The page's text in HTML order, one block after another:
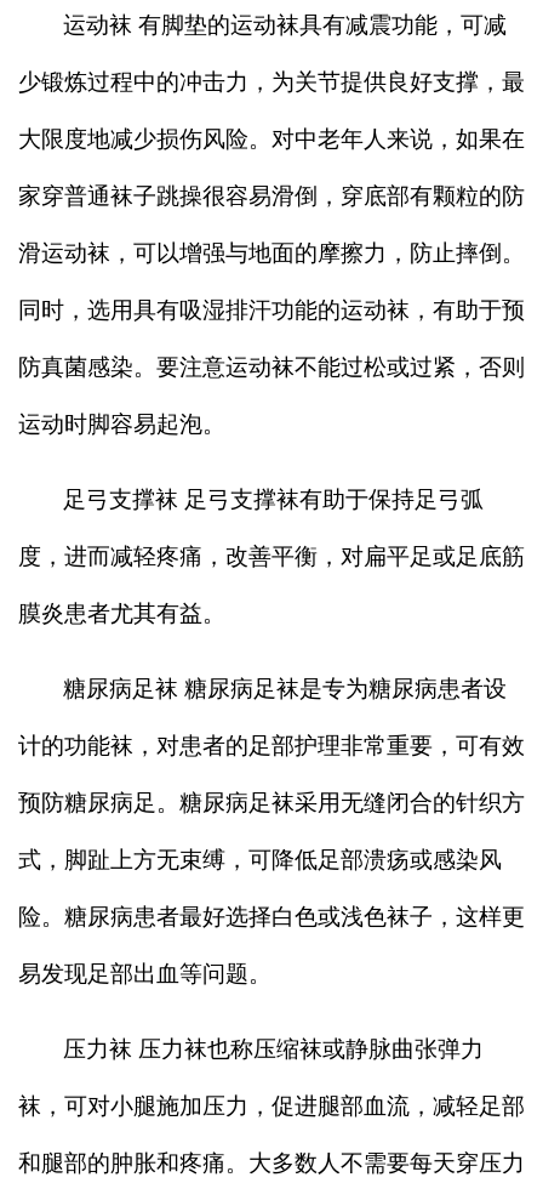
运动袜 有脚垫的运动袜具有减震功能，可减
少锻炼过程中的冲击力，为关节提供良好支撑，最
大限度地减少损伤风险。对中老年人来说，如果在
家穿普通袜子跳操很容易滑倒，穿底部有颗粒的防
滑运动袜，可以增强与地面的摩擦力，防止摔倒。
同时，选用具有吸湿排汗功能的运动袜，有助于预
防真菌感染。要注意运动袜不能过松或过紧，否则
运动时脚容易起泡。
足弓支撑袜 足弓支撑袜有助于保持足弓弧
度，进而减轻疼痛，改善平衡，对扁平足或足底筋
膜炎患者尤其有益。
糖尿病足袜 糖尿病足袜是专为糖尿病患者设
计的功能袜，对患者的足部护理非常重要，可有效
预防糖尿病足。糖尿病足袜采用无缝闭合的针织方
式，脚趾上方无束缚，可降低足部溃疡或感染风
险。糖尿病患者最好选择白色或浅色袜子，这样更
易发现足部出血等问题。
压力袜 压力袜也称压缩袜或静脉曲张弹力
袜，可对小腿施加压力，促进腿部血流，减轻足部
和腿部的肿胀和疼痛。大多数人不需要每天穿压力